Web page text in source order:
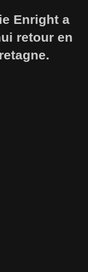
Enright a
retour en